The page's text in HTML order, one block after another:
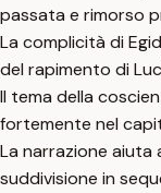
passata e rimorso
La complicità di
del rapimento di
Il tema della
fortemente nel
La narrazione
suddivisione in